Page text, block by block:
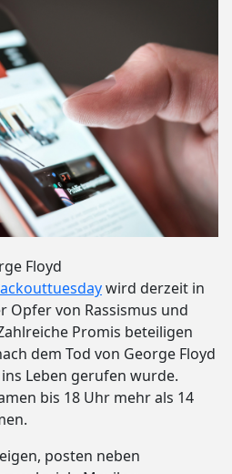
Floyd
wird derzeit in
Opfer von Rassismus und
Promis beteiligen
dem Tod von George Floyd
Leben gerufen wurde.
bis 18 Uhr mehr als 14
posten neben